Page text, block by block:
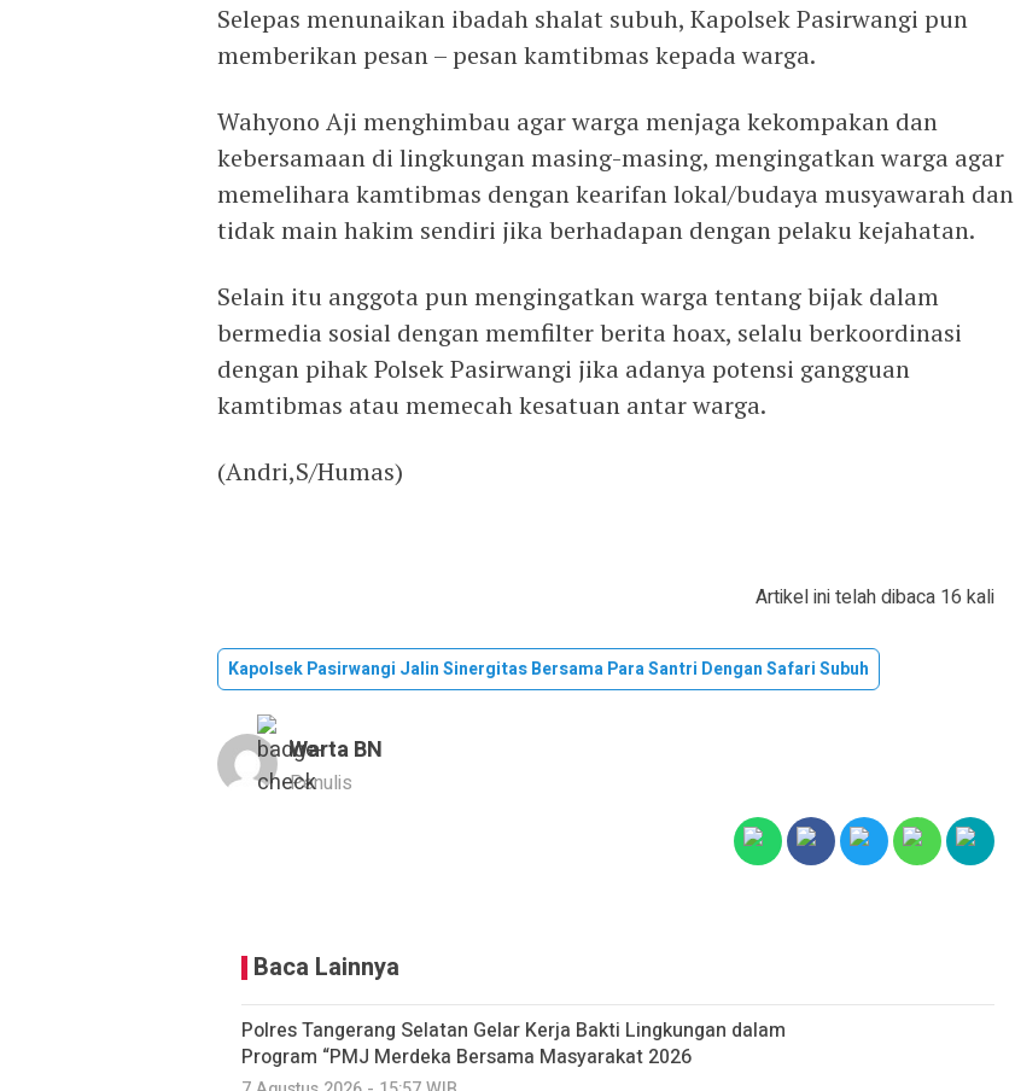
Selepas menunaikan ibadah shalat subuh, Kapolsek Pasirwangi pun
memberikan pesan – pesan kamtibmas kepada warga.
Wahyono Aji menghimbau agar warga menjaga kekompakan dan
kebersamaan di lingkungan masing-masing, mengingatkan warga agar
memelihara kamtibmas dengan kearifan lokal/budaya musyawarah dan
tidak main hakim sendiri jika berhadapan dengan pelaku kejahatan.
Selain itu anggota pun mengingatkan warga tentang bijak dalam
bermedia sosial dengan memfilter berita hoax, selalu berkoordinasi
dengan pihak Polsek Pasirwangi jika adanya potensi gangguan
kamtibmas atau memecah kesatuan antar warga.
(Andri,S/Humas)
Artikel ini telah dibaca 16 kali
Kapolsek Pasirwangi Jalin Sinergitas Bersama Para Santri Dengan Safari Subuh
Warta BN
Penulis
Baca Lainnya
Polres Tangerang Selatan Gelar Kerja Bakti Lingkungan dalam
Program “PMJ Merdeka Bersama Masyarakat 2026